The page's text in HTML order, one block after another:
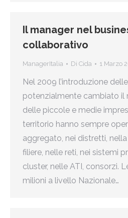
Il manager nel
collaborativo
ManagerItalia Di Cida 1 Marzo
Nel 2009 l’introduzione
potenzialmente cambiato il
delle piccole e medie
territorio hanno sempre
aggregato, nei distretti,
filiere, nelle reti, nei sistemi
cluster, nelle ATI, consorzi.
milioni a livello Nazionale…